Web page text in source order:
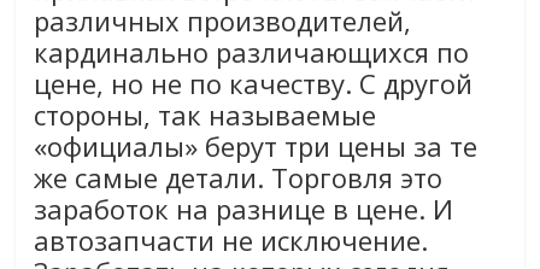
различных производителей,
кардинально различающихся по
цене, но не по качеству. С другой
стороны, так называемые
«официалы» берут три цены за те
же самые детали. Торговля это
заработок на разнице в цене. И
автозапчасти не исключение.